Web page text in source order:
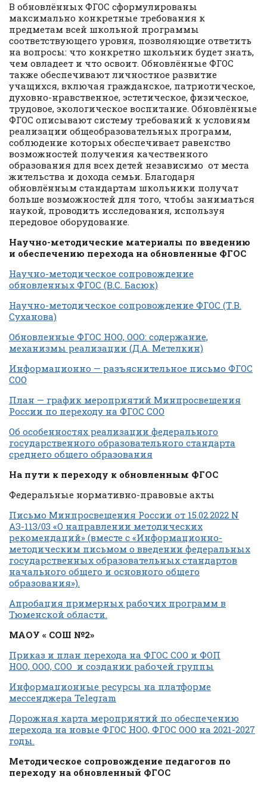
В обновлённых ФГОС сформулированы
максимально конкретные требования к
предметам всей школьной программы
соответствующего уровня, позволяющие ответить
на вопросы: что конкретно школьник будет знать,
чем овладеет и что освоит. Обновлённые ФГОС
также обеспечивают личностное развитие
учащихся, включая гражданское, патриотическое,
духовно-нравственное, эстетическое, физическое,
трудовое, экологическое воспитание. Обновлённые
ФГОС описывают систему требований к условиям
реализации общеобразовательных программ,
соблюдение которых обеспечивает равенство
возможностей получения качественного
образования для всех детей независимо от места
жительства и дохода семьи. Благодаря
обновлённым стандартам школьники получат
больше возможностей для того, чтобы заниматься
наукой, проводить исследования, используя
передовое оборудование.
Научно-методические материалы по введению
и обеспечению перехода на обновленные ФГОС
Научно-методическое сопровождение
обновленных ФГОС (В.С. Басюк)
Научно-методическое сопровождение ФГОС (Т.В.
Суханова)
Обновленные ФГОС НОО, ООО: содержание,
механизмы реализации (Д.А. Метелкин)
Информационно — разъяснительное письмо ФГОС
СОО
План — график мероприятий Минпросвещения
России по переходу на ФГОС СОО
Об особенностях реализации федерального
государственного образовательного стандарта
среднего общего образования
На пути к переходу к обновленным ФГОС
Федеральные нормативно-правовые акты
Письмо Минпросвещения России от 15.02.2022 N
АЗ-113/03 «О направлении методических
рекомендаций» (вместе с «Информационно-
методическим письмом о введении федеральных
государственных образовательных стандартов
начального общего и основного общего
образования»).
Апробация примерных рабочих программ в
Тюменской области.
МАОУ « СОШ №2»
Приказ и план перехода на ФГОС СОО и ФОП
НОО, ООО, СОО и создании рабочей группы
Информационные ресурсы на платформе
мессенджера Telegram
Дорожная карта мероприятий по обеспечению
перехода на новые ФГОС НОО, ФГОС ООО на 2021-2027
годы.
Методическое сопровождение педагогов по
переходу на обновленный ФГОС